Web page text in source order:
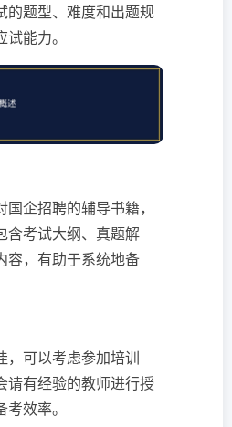
的题型、难度和出题规
能力。
企招聘的辅导书籍，
含考试大纲、真题解
容，有助于系统地备
，可以考虑参加培训
请有经验的教师进行授
效率。